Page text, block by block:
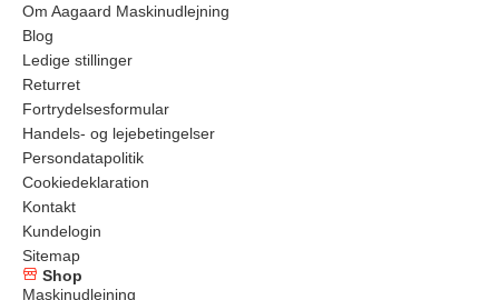
Om Aagaard Maskinudlejning
Blog
Ledige stillinger
Returret
Fortrydelsesformular
Handels- og lejebetingelser
Persondatapolitik
Cookiedeklaration
Kontakt
Kundelogin
Sitemap
Shop
Maskinudlejning